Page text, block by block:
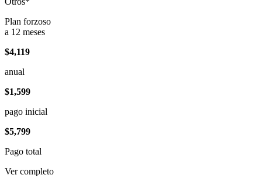
Plan forzoso
a 12 meses
$4,119
anual
$1,599
pago inicial
$5,799
Pago total
Ver completo